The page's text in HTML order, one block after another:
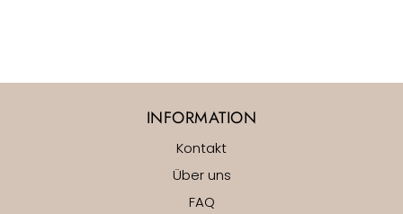
INFORMATION
Kontakt
Über uns
FAQ